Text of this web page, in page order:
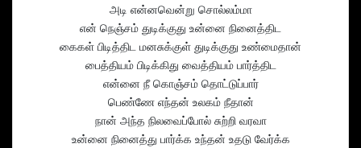
அடி என்னவென்று சொல்லம்மா
என் நெஞ்சம் துடிக்குது உன்னை நினைத்திட
கைகள் பிடித்திட மனசுக்குள் துடிக்குது உண்மைதான்
பைத்தியம் பிடிக்கிது வைத்தியம் பார்த்திட
என்னை நீ கொஞ்சம் தொட்டுப்பார்
பெண்ணே எந்தன் உலகம் நீதான்
நான் அந்த நிலவைப்போல் சுற்றி வரவா
உன்னை நினைத்து பார்க்க உந்தன் உதடு வேர்க்க